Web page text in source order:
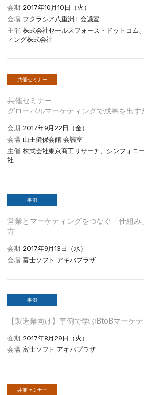
会期 2017年10月10日（火）
会場 フクラシア八重洲 E会議室
主催 株式会社セールスフォース・ドットコム
ィング株式会社
共催セミナー
共催セミナー
グローバルマーケティングで成果を出
会期 2017年9月22日（金）
会場 山王健保会館 会議室
主催 株式会社東京商工リサーチ、シンフォニ
社
事例
営業とマーケティングをつなぐ「仕組み
方
会期 2017年9月13日（水）
会場 富士ソフト アキバプラザ
事例
【製造業向け】事例で学ぶBtoBマーケ
会期 2017年8月29日（火）
会場 富士ソフト アキバプラザ
共催セミナー